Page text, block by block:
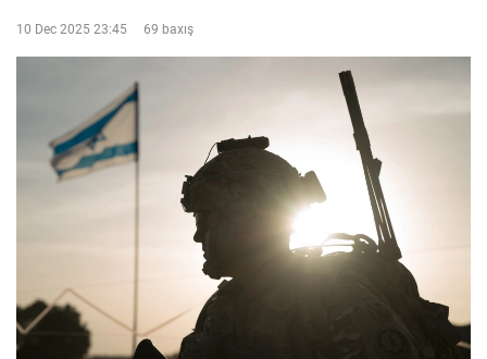
10 Dec 2025 23:45 69 baxış